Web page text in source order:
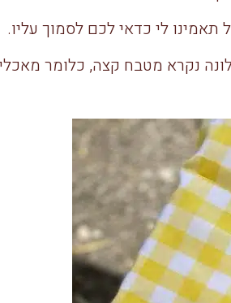
לי כדאי לכם לסמוך עליו.
נקרא מטבח קצה, כלומר